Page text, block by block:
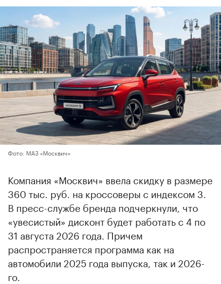
Фото: МАЗ «Москвич»
Компания «Москвич» ввела скидку в размере
360 тыс. руб. на кроссоверы с индексом 3.
В пресс-службе бренда подчеркнули, что
«увесистый» дисконт будет работать с 4 по
31 августа 2026 года. Причем
распространяется программа как на
автомобили 2025 года выпуска, так и 2026-
го.